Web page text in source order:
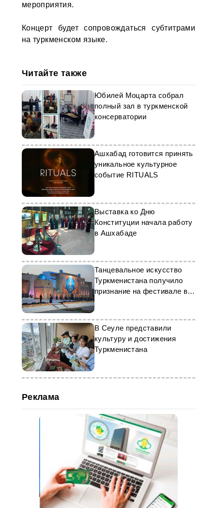
мероприятия.
Концерт будет сопровождаться субтитрами
на туркменском языке.
Читайте также
Юбилей Моцарта собрал
полный зал в туркменской
консерватории
Ашхабад готовится принять
уникальное культурное
событие RITUALS
Выставка ко Дню
Конституции начала работу
в Ашхабаде
Танцевальное искусство
Туркменистана получило
признание на фестивале в
Хиве
В Сеуле представили
культуру и достижения
Туркменистана
Реклама